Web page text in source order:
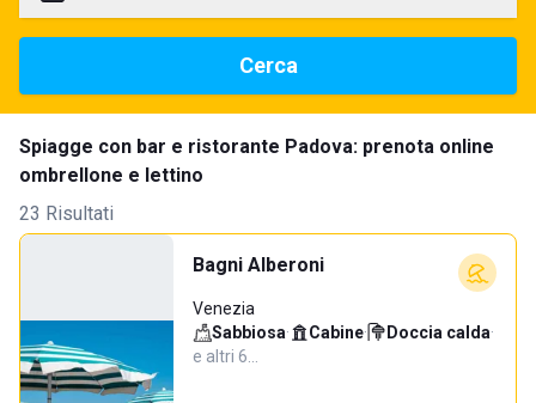
Cerca
Spiagge con bar e ristorante Padova: prenota online
ombrellone e lettino
23 Risultati
Bagni Alberoni
Venezia
Sabbiosa· Cabine· Doccia calda·
e altri 6…